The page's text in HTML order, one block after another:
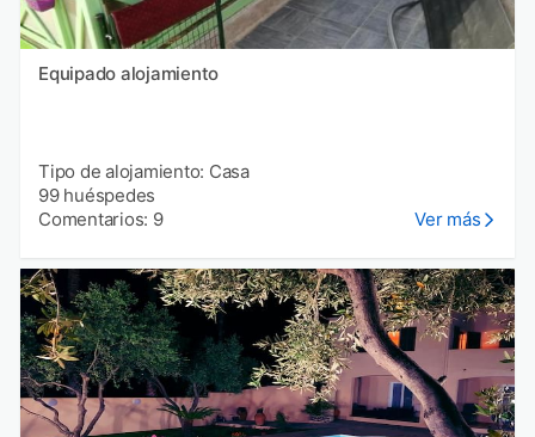
Equipado alojamiento
Tipo de alojamiento: Casa
99 huéspedes
Comentarios: 9
Ver más